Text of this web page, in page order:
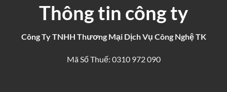
Thông tin công ty
Công Ty TNHH Thương Mại Dịch Vụ Công Nghệ TK
Mã Số Thuế: 0310 972 090